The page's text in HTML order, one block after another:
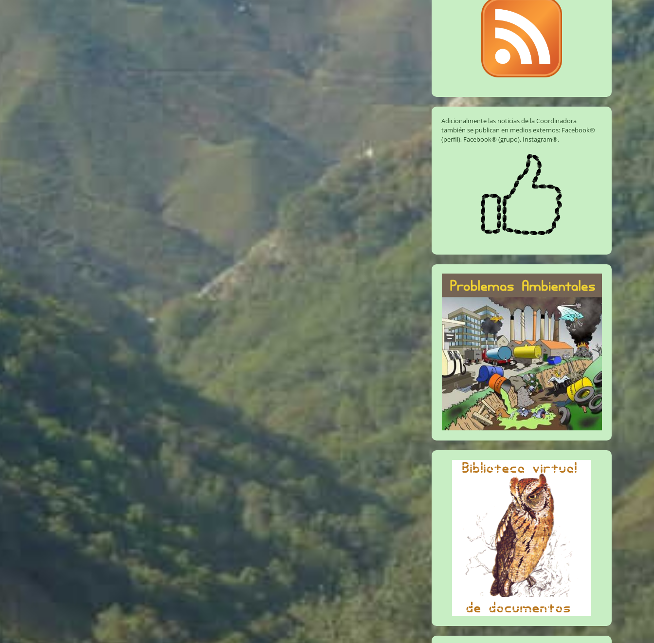
Adicionalmente las noticias de la Coordinadora
también se publican en medios externos: Facebook®
(perfil), Facebook® (grupo), Instagram®.